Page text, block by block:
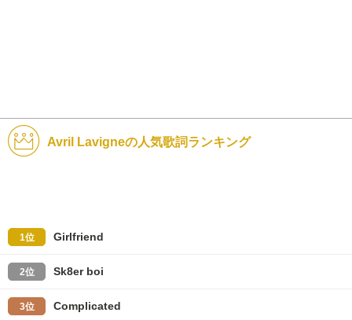
Avril Lavigneの人気歌詞ランキング
1位 Girlfriend
2位 Sk8er boi
3位 Complicated